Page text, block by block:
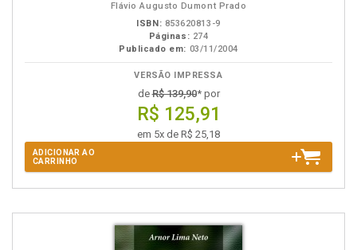
Flávio Augusto Dumont Prado
ISBN: 853620813-9
Páginas: 274
Publicado em: 03/11/2004
VERSÃO IMPRESSA
deR$ 139,90* por
R$ 125,91
em 5x de R$ 25,18
ADICIONAR AO
CARRINHO